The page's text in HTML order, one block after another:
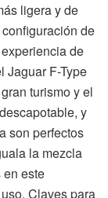
ligera y de
de
de
Jaguar F-Type
turismo y el
y
son perfectos
la mezcla
este
Claves para